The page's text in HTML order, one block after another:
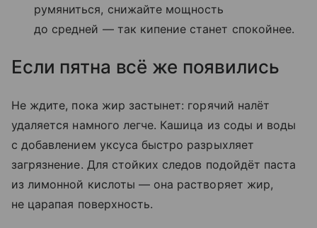
румяниться, снижайте мощность
до средней — так кипение станет спокойнее.
Если пятна всё же появились
Не ждите, пока жир застынет: горячий налёт
удаляется намного легче. Кашица из соды и воды
с добавлением уксуса быстро разрыхляет
загрязнение. Для стойких следов подойдёт паста
из лимонной кислоты — она растворяет жир,
не царапая поверхность.